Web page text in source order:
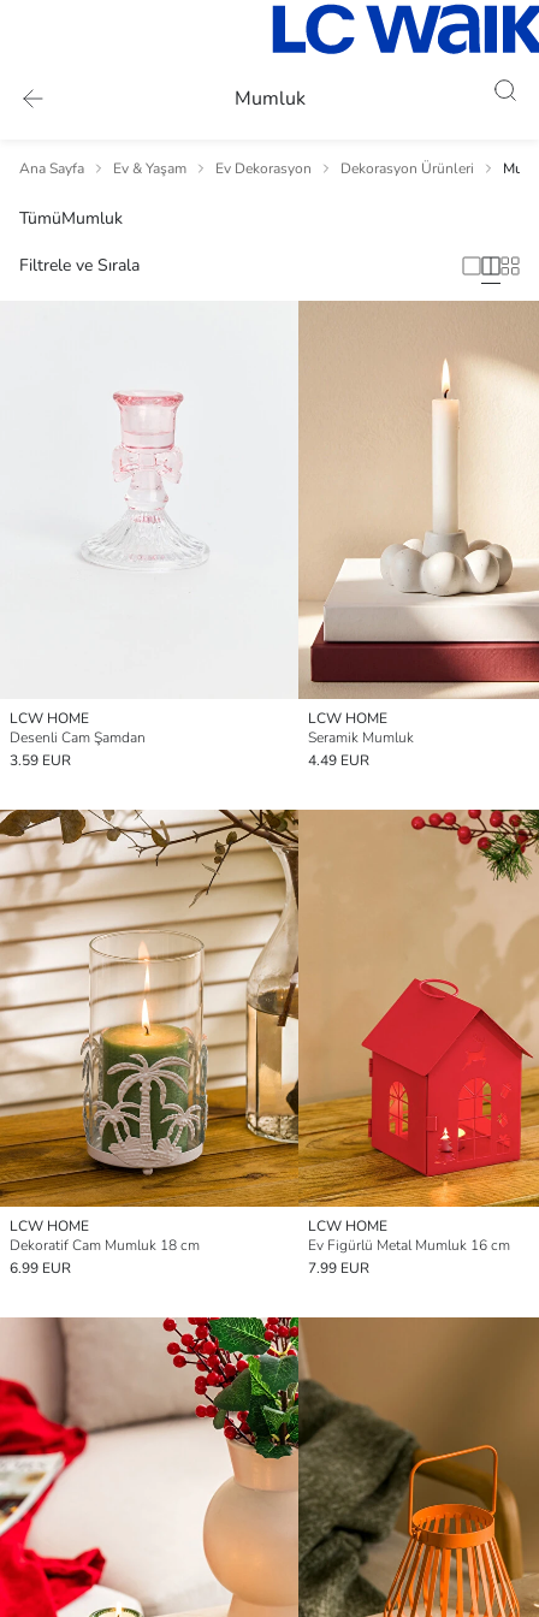
Mumluk
Ana Sayfa Ev & Yaşam Ev Dekorasyon Dekorasyon Ürünleri
TümüMumluk
Filtrele ve Sırala
LCW HOME
Desenli Cam Şamdan
3.59 EUR
LCW HOME
Seramik Mumluk
4.49 EUR
LCW HOME
Dekoratif Cam Mumluk 18 cm
6.99 EUR
LCW HOME
Ev Figürlü Metal Mumluk 16 cm
7.99 EUR